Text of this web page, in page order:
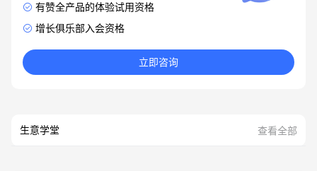
有赞全产品的体验试用资格
增长俱乐部入会资格
立即咨询
生意学堂 查看全部